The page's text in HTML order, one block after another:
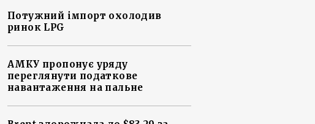
Потужний імпорт охолодив
ринок LPG
АМКУ пропонує уряду
переглянути податкове
навантаження на пальне